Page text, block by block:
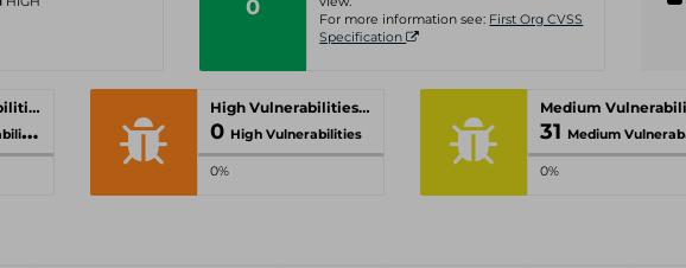
0
For more information see: First Org CVSS
Specification
Critical Vulnerabilities High Vulnerabilities
0 High Vulnerabilities
0%
31 Medium Vulnerabilities
0%